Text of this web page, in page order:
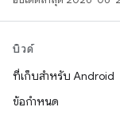
บิวด์
ที่เก็บสำหรับ Android
ข้อกำหนด